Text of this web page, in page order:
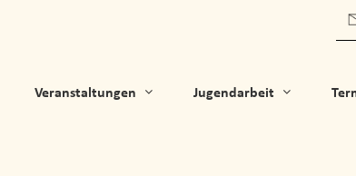
Veranstaltungen Jugendarbeit